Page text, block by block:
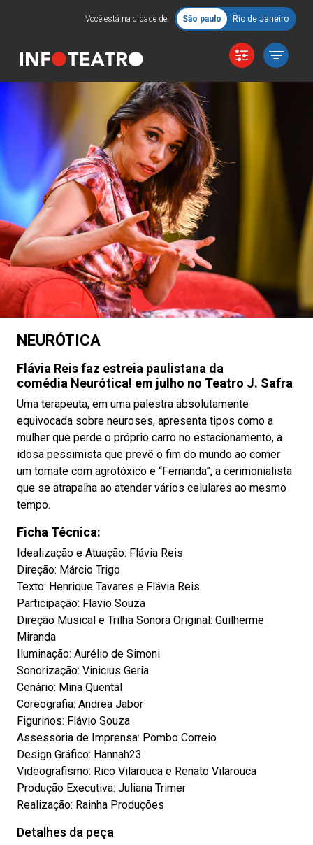
Você está na cidade de: São paulo Rio de Janeiro
NEURÓTICA
Flávia Reis faz estreia paulistana da
comédia Neurótica! em julho no Teatro J. Safra
Uma terapeuta, em uma palestra absolutamente
equivocada sobre neuroses, apresenta tipos como a
mulher que perde o próprio carro no estacionamento, a
idosa pessimista que prevê o fim do mundo ao comer
um tomate com agrotóxico e “Fernanda”, a cerimonialista
que se atrapalha ao atender vários celulares ao mesmo
tempo.
Ficha Técnica:
Idealização e Atuação: Flávia Reis
Direção: Márcio Trigo
Texto: Henrique Tavares e Flávia Reis
Participação: Flavio Souza
Direção Musical e Trilha Sonora Original: Guilherme
Miranda
Iluminação: Aurélio de Simoni
Sonorização: Vinicius Geria
Cenário: Mina Quental
Coreografia: Andrea Jabor
Figurinos: Flávio Souza
Assessoria de Imprensa: Pombo Correio
Design Gráfico: Hannah23
Videografismo: Rico Vilarouca e Renato Vilarouca
Produção Executiva: Juliana Trimer
Realização: Rainha Produções
Detalhes da peça